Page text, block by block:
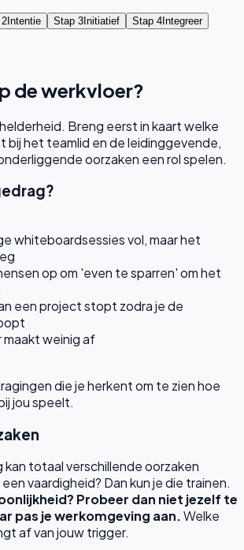
Intentie Stap 3Initiatief Stap 4Integreer
de werkvloer?
Breng eerst in kaart welke
bij het teamlid en de leidinggevende,
oorzaken een rol spelen.
whiteboardsessies vol, maar het
op om 'even te sparren' om het
een project stopt zodra je de
maakt weinig af
die je herkent om te zien hoe
jou speelt.
totaal verschillende oorzaken
vaardigheid? Dan kun je die trainen.
Probeer dan niet jezelf te
pas je werkomgeving aan.Welke
af van jouw trigger.